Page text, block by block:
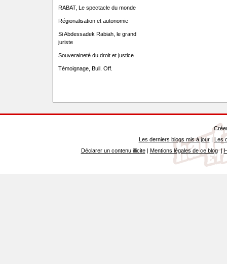
RABAT, Le spectacle du monde
Régionalisation et autonomie
Si Abdessadek Rabiah, le grand
juriste
Souveraineté du droit et justice
Témoignage, Bull. Off.
Les derniers blogs mis à jour| Les
Déclarer un contenu illicite| Mentions légales de ce blog|